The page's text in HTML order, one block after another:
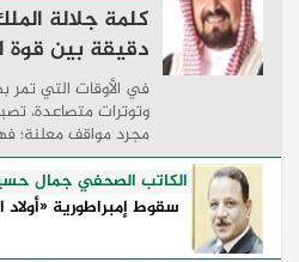
كلمة جلالة
دقيقة بين قوة
في الأوقات التي تمر
وتوترات متصاعدة،
مجرد مواقف معلنة؛
وكيفية إدارتها
...
الكاتب الصحفي جمال
سقوط إمبراطورية «أولاد